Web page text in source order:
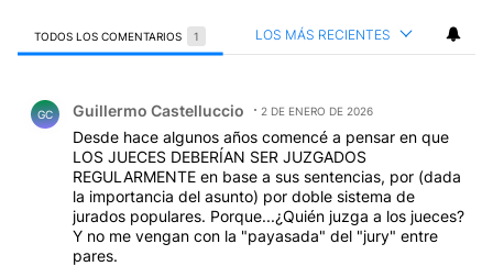
TODOS LOS COMENTARIOS 1 LOS MÁS RECIENTES
GC Guillermo Castelluccio 2 DE ENERO DE 2026
Desde hace algunos años comencé a pensar en que
LOS JUECES DEBERÍAN SER JUZGADOS
REGULARMENTE en base a sus sentencias, por (dada
la importancia del asunto) por doble sistema de
jurados populares. Porque...¿Quién juzga a los jueces?
Y no me vengan con la "payasada" del "jury" entre
pares.